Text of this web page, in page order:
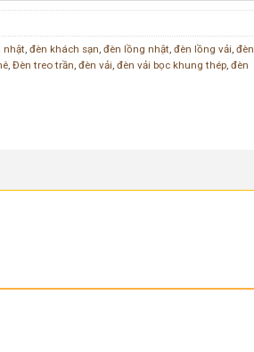
nhật ,đèn khách sạn ,đèn lồng nhật ,đèn lồng vải ,đèn
,Đèn treo trần ,đèn vải ,đèn vải bọc khung thép ,đèn